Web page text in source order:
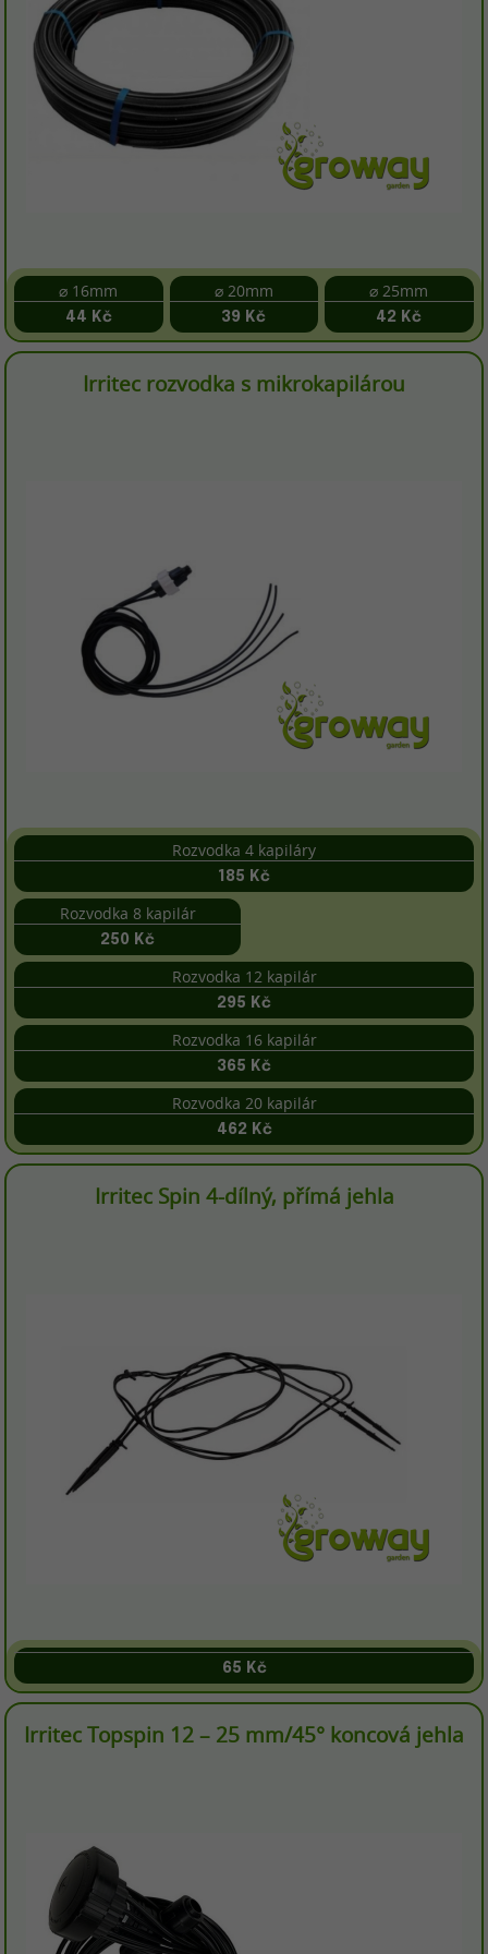
⌀ 16mm
44 Kč
⌀ 20mm
39 Kč
⌀ 25mm
42 Kč
Irritec rozvodka s mikrokapilárou
Rozvodka 4 kapiláry
185 Kč
Rozvodka 8 kapilár
250 Kč
Rozvodka 12 kapilár
295 Kč
Rozvodka 16 kapilár
365 Kč
Rozvodka 20 kapilár
462 Kč
Irritec Spin 4-dílný, přímá jehla
65 Kč
Irritec Topspin 12 – 25 mm/45° koncová jehla